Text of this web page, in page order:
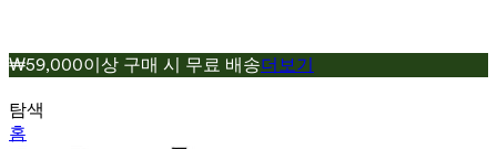
₩59,000이상 구매 시 무료 배송더보기
탐색
홈